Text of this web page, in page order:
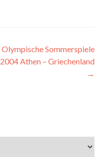
Olympische Sommerspiele
2004 Athen – Griechenland
→